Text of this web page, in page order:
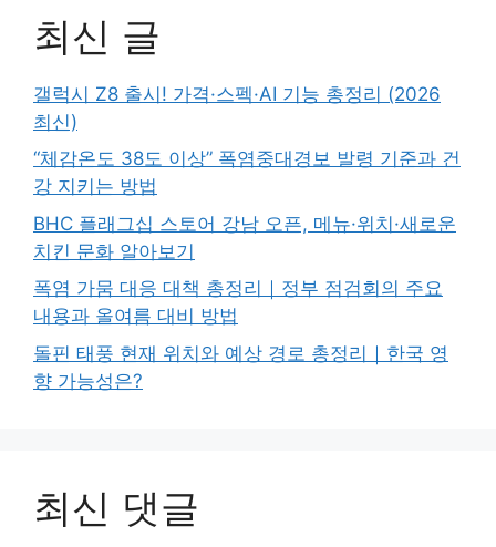
최신 글
갤럭시 Z8 출시! 가격·스펙·AI 기능 총정리 (2026
최신)
“체감온도 38도 이상” 폭염중대경보 발령 기준과 건
강 지키는 방법
BHC 플래그십 스토어 강남 오픈, 메뉴·위치·새로운
치킨 문화 알아보기
폭염 가뭄 대응 대책 총정리｜정부 점검회의 주요
내용과 올여름 대비 방법
돌핀 태풍 현재 위치와 예상 경로 총정리｜한국 영
향 가능성은?
최신 댓글